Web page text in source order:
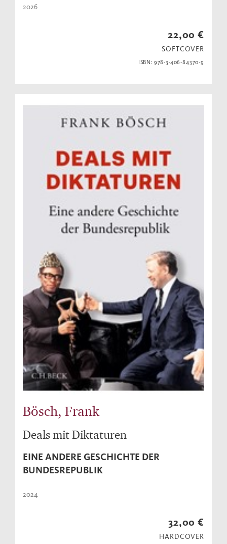
2026
22,00 €
SOFTCOVER
ISBN: 978-3-406-84370-9
Bösch, Frank
Deals mit Diktaturen
EINE ANDERE GESCHICHTE DER
BUNDESREPUBLIK
2024
32,00 €
HARDCOVER